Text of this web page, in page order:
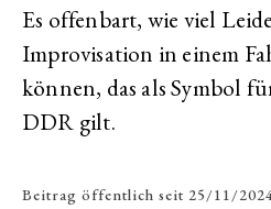
Es offenbart, wie viel
Improvisation in einem
können, das als Symbol
DDR gilt.
Beitrag öffentlich seit 25/11/